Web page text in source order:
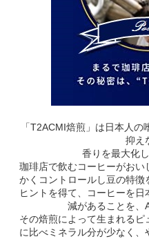
「T2ACMI焙煎」は日本人
抑え
香りを最大化
珈琲店で飲むコーヒーがお
かくコントロールし豆の特徴
ヒントを得て、コーヒーを
減があることを、
その焙煎によって生まれるピ
に比べミネラル分が少なく